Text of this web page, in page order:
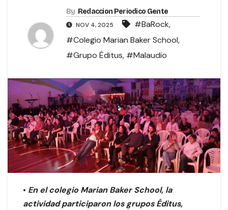
By Redaccion Periodico Gente
NOV 4, 2025 #BaRock,
#Colegio Marian Baker School,
#Grupo Éditus, #Malaudio
• En el colegio Marian Baker School, la
actividad participaron los grupos Éditus,